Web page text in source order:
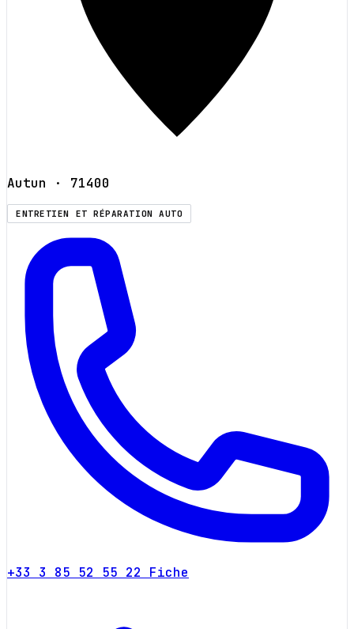
Autun · 71400
ENTRETIEN ET RÉPARATION AUTO
+33 3 85 52 55 22 Fiche